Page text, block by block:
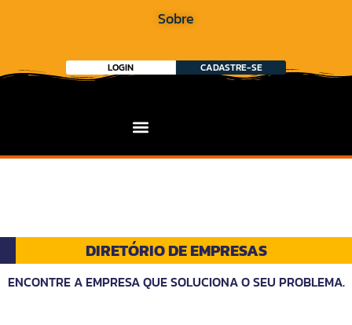
Sobre
LOGIN CADASTRE-SE
DIRETÓRIO DE EMPRESAS
ENCONTRE A EMPRESA QUE SOLUCIONA O SEU PROBLEMA.